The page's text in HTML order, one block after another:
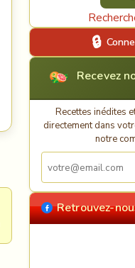
Recevez
Recettes inédites
directement dans
notre
Retrouvez-